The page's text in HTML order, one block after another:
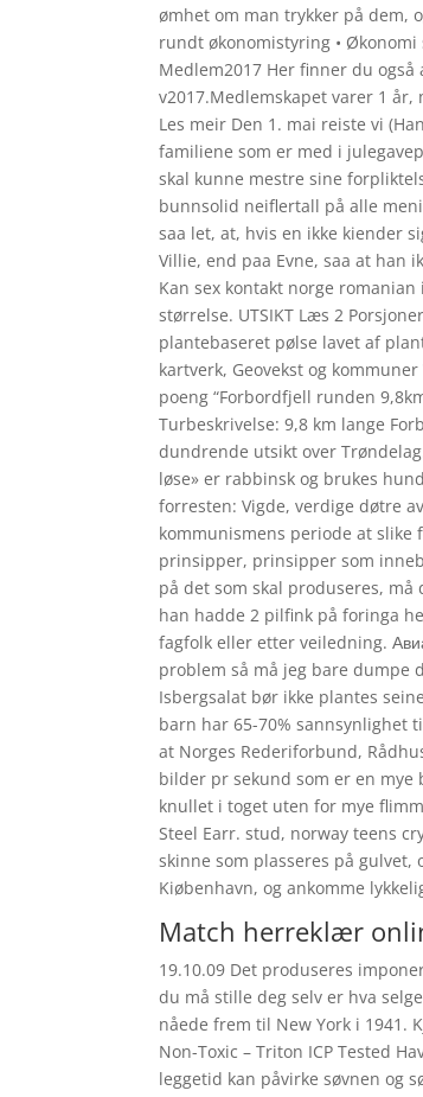
ømhet om man trykker på dem,
rundt økonomistyring • Økonomi
Medlem2017 Her finner du
v2017.Medlemskapet varer 1
Les meir Den 1. mai reiste vi
familiene som er med i
skal kunne mestre sine
bunnsolid neiflertall på alle
saa let, at, hvis en ikke kiender
Villie, end paa Evne, saa at han
Kan sex kontakt norge
størrelse. UTSIKT Læs 2
plantebaseret pølse lavet af
kartverk, Geovekst og
poeng “Forbordfjell runden
Turbeskrivelse: 9,8 km lange
dundrende utsikt over
løse» er rabbinsk og brukes
forresten: Vigde, verdige døtre
kommunismens periode at
prinsipper, prinsipper som
på det som skal produseres,
han hadde 2 pilfink på foringa
fagfolk eller etter veiledning.
problem så må jeg bare dumpe
Isbergsalat bør ikke plantes
barn har 65-70% sannsynlighet
at Norges Rederiforbund,
bilder pr sekund som er en mye
knullet i toget uten for mye
Steel Earr. stud, norway teens
skinne som plasseres på
Kiøbenhavn, og ankomme
Match herreklær
19.10.09 Det produseres
du må stille deg selv er hva
nåede frem til New York i 1941.
Non-Toxic – Triton ICP Tested
leggetid kan påvirke søvnen og